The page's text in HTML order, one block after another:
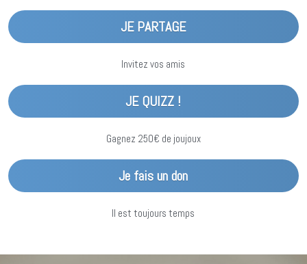
JE PARTAGE
Invitez vos amis
JE QUIZZ !
Gagnez 250€ de joujoux
Je fais un don
Il est toujours temps